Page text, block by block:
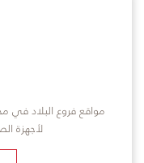
مواقع فروع البلاد في
لأجهزة